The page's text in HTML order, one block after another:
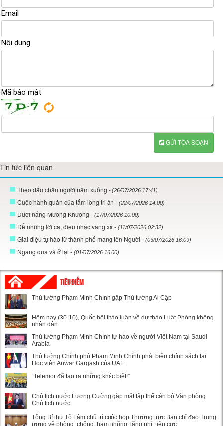
Email
Nội dung
Mã bảo mật
GỬI TÒA SOẠN
Tin tức liên quan
Theo dấu chân người nằm xuống - (26/07/2026 17:41)
Cuộc hành quân của tấm lòng tri ân - (22/07/2026 14:00)
Dưới nắng Mường Khương - (17/07/2026 10:00)
Để những lời ca, điệu nhạc vang xa - (11/07/2026 02:32)
Giai điệu tự hào từ thành phố mang tên Người - (03/07/2026 16:09)
Ngang qua và ở lại - (01/07/2026 16:00)
TIÊU ĐIỂM
Thủ tướng Phạm Minh Chính gặp Thủ tướng Ai Cập
Hôm nay (30-10), Quốc hội thảo luận về dự thảo Luật Phòng không
nhân dân
Thủ tướng Phạm Minh Chính tự hào về người Việt Nam tại Saudi
Arabia
Thủ tướng Chính phủ Phạm Minh Chính phát biểu chính sách tại
Học viện Anwar Gargash của UAE
“Telemor đã tạo ra những khác biệt!”
Chủ tịch nước Lương Cường gặp mặt tập thể cán bộ Văn phòng
Chủ tịch nước
Tổng Bí thư Tô Lâm chủ trì cuộc họp Thường trực Ban chỉ đạo Trung
ương về phòng, chống tham nhũng, lãng phí, tiêu cực